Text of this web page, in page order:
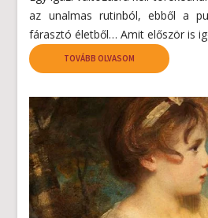
az unalmas rutinból, ebből a
fárasztó életből… Amit először is
TOVÁBB OLVASOM